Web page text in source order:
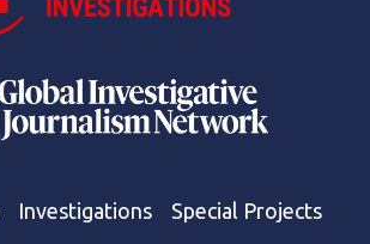
Investigations Special Projects